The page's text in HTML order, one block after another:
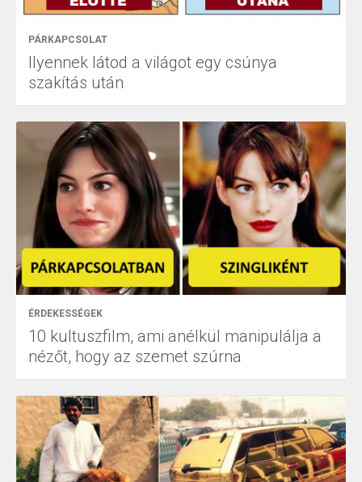
PÁRKAPCSOLAT
Ilyennek látod a világot egy csúnya
szakítás után
ÉRDEKESSÉGEK
10 kultuszfilm, ami anélkül manipulálja a
nézőt, hogy az szemet szúrna